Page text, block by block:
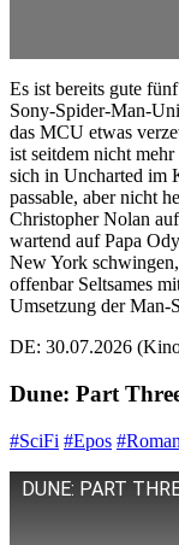
Es ist bereits gute
Sony-Spider-Man-
das MCU etwas
ist seitdem nicht
sich in Uncharted im
passable, aber nicht
Christopher Nolan
wartend auf Papa
New York
offenbar Seltsames
Umsetzung der Man-
DE: 30.07.2026
Dune: Part
#SciFi #Epos
DUNE: PART